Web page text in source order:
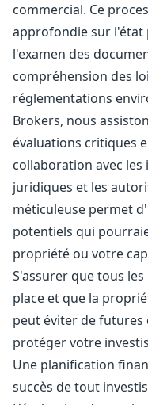
commercial. Ce
approfondie sur l'état
l'examen des
compréhension des
réglementations
Brokers, nous
évaluations critiques
collaboration avec les
juridiques et les
méticuleuse permet
potentiels qui
propriété ou votre
S'assurer que tous
place et que la
peut éviter de
protéger votre
Une planification
succès de tout